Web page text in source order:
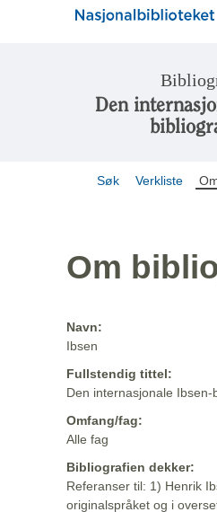
Den
Søk Verkliste
Om
Navn:
Ibsen
Fullstendig tittel:
Den internasjonale Ibsen-
Omfang/fag:
Alle fag
Bibliografien dekker:
Referanser til: 1) Henrik
originalspråket og i